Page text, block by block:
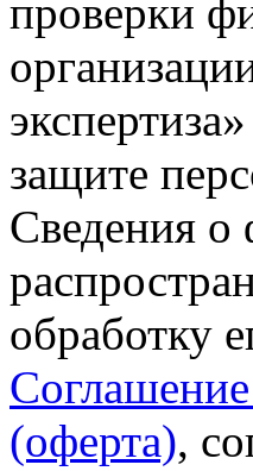
проверки
защите
Сведения о
обработку
(оферта),